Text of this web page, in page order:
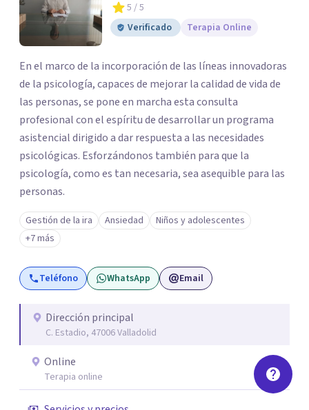
5 / 5
Verificado
Terapia Online
En el marco de la incorporación de las líneas innovadoras
de la psicología, capaces de mejorar la calidad de vida de
las personas, se pone en marcha esta consulta
profesional con el espíritu de desarrollar un programa
asistencial dirigido a dar respuesta a las necesidades
psicológicas. Esforzándonos también para que la
psicología, como es tan necesaria, sea asequible para las
personas.
Gestión de la ira Ansiedad
Niños y adolescentes
+7 más
Teléfono WhatsApp Email
Dirección principal
C. Estadio, 47006 Valladolid
Online
Terapia online